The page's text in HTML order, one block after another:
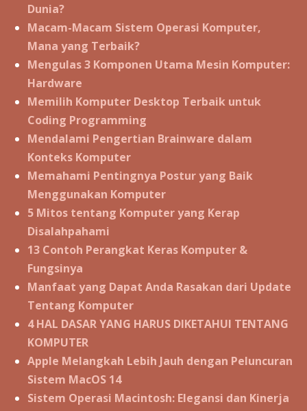
Dunia?
Macam-Macam Sistem Operasi Komputer,
Mana yang Terbaik?
Mengulas 3 Komponen Utama Mesin Komputer:
Hardware
Memilih Komputer Desktop Terbaik untuk
Coding Programming
Mendalami Pengertian Brainware dalam
Konteks Komputer
Memahami Pentingnya Postur yang Baik
Menggunakan Komputer
5 Mitos tentang Komputer yang Kerap
Disalahpahami
13 Contoh Perangkat Keras Komputer &
Fungsinya
Manfaat yang Dapat Anda Rasakan dari Update
Tentang Komputer
4 HAL DASAR YANG HARUS DIKETAHUI TENTANG
KOMPUTER
Apple Melangkah Lebih Jauh dengan Peluncuran
Sistem MacOS 14
Sistem Operasi Macintosh: Elegansi dan Kinerja